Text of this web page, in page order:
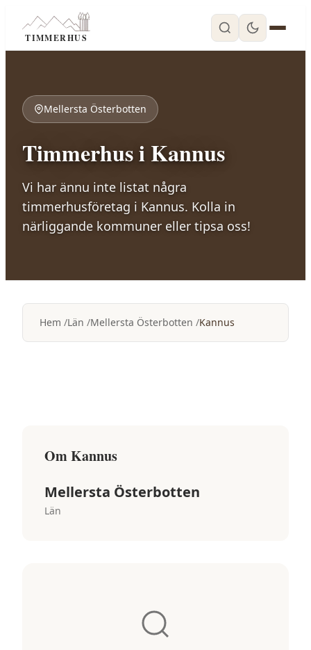
TIMMERHUS
Mellersta Österbotten
Timmerhus iKannus
Vi har ännu inte listat några
timmerhusföretag i Kannus. Kolla in
närliggande kommuner eller tipsa oss!
Hem Län Mellersta Österbotten Kannus
OmKannus
Mellersta Österbotten
Län